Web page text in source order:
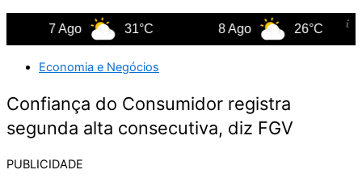
7 Ago 31°C 8 Ago 26°C
Economia e Negócios
Confiança do Consumidor registra
segunda alta consecutiva, diz FGV
PUBLICIDADE